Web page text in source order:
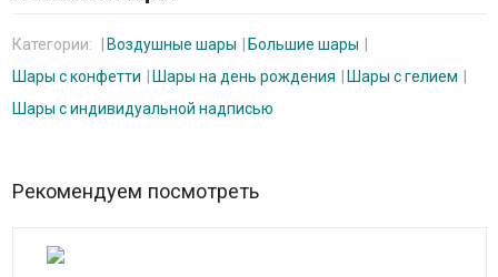
Категории: Воздушные шары
Большие шары
Шары с конфетти
Шары на день рождения
Шары с гелием
Шары с индивидуальной надписью
Рекомендуем посмотреть